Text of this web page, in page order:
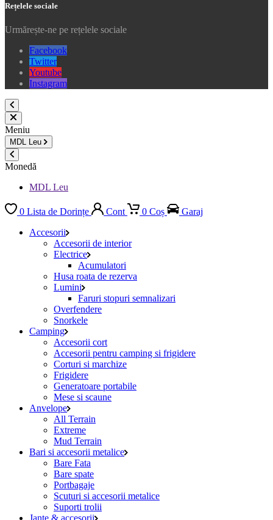
Rețelele sociale
Urmărește-ne pe rețelele sociale
Facebook
Twitter
Youtube
Instagram
Meniu
MDL Leu
Monedă
MDL Leu
0 Lista de Dorințe Cont 0 Coș
Garaj
Accesorii
Accesorii de interior
Electrice
Acumulatori
Husa roata de rezerva
Lumini
Faruri stopuri semnalizari
Overfendere
Snorkele
Camping
Accesorii cort
Accesorii pentru camping si frigidere
Corturi si marchize
Frigidere
Generatoare portabile
Mese si scaune
Anvelope
All Terrain
Extreme
Mud Terrain
Bari si accesorii metalice
Bare Fata
Bare spate
Portbagaje
Scuturi si accesorii metalice
Suporti trolii